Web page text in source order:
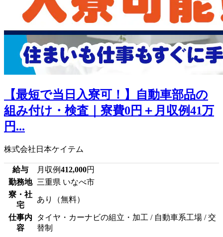
【最短で当日入寮可！】自動車部品の
組み付け・検査｜寮費0円＋月収例41万
円...
株式会社日本ケイテム
給与 月収例412,000円
勤務地
三重県 いなべ市
寮・社
宅
あり（無料）
仕事内
容
タイヤ・カーナビの組立・加工 / 自動車系工場 / 交
替制